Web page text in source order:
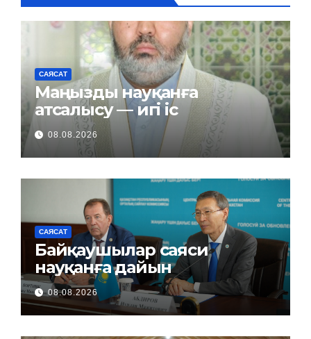
САЯСАТ
Маңызды науқанға
атсалысу — игі іс
08.08.2026
САЯСАТ
Байқаушылар саяси
науқанға дайын
08.08.2026